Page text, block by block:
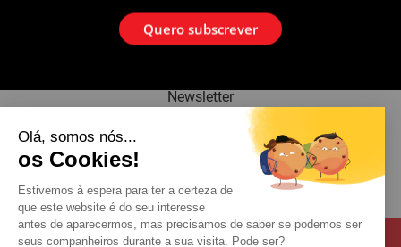
A marca
Newsletter
Contacto
Quero subscrever
Olá, somos nós...
os Cookies!
Estivemos à espera para ter a certeza de
que este website é do seu interesse
antes de aparecermos, mas precisamos de saber se podemos ser
seus companheiros durante a sua visita. Pode ser?